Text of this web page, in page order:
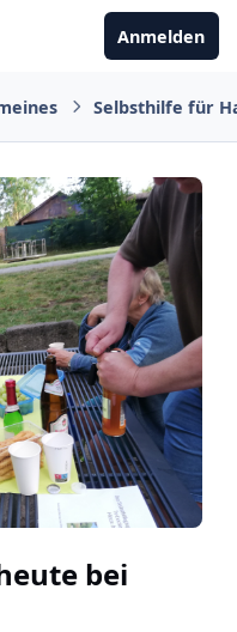
Anmelden
Selbsthilfe für
bei